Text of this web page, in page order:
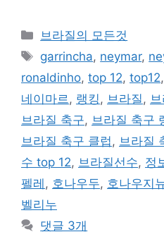
카
테
고
리
브라질의 모든것
태
그
garrincha, neymar,
ronaldinho, top 12, top12,
네이마르, 랭킹, 브라질,
브라질 축구, 브라질 축구
브라질 축구 클럽, 브라질
수 top 12, 브라질선수, 정
펠레 , 호나우두, 호나우지
벨리누
댓글 3개